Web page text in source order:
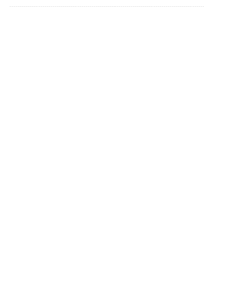
-----------------------------------------------------------------------------------------------